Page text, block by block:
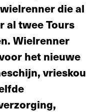
die al
al twee Tours
Wielrenner
het nieuwe
vrieskou